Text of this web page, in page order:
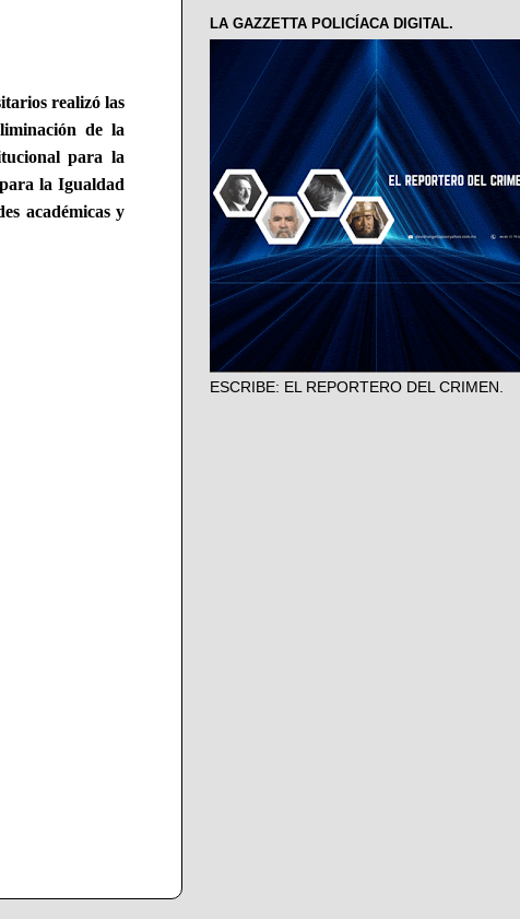
realizó las
de la
para la
la Igualdad
académicas y
LA GAZZETTA POLICÍACA DIGITAL.
ESCRIBE: EL REPORTERO DEL CRIMEN.